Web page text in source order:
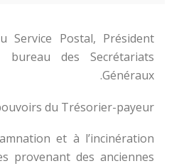
Service Postal, Président
bureau des Secrétariats
Généraux.
du Trésorier-payeur.
et à l’incinération
provenant des anciennes